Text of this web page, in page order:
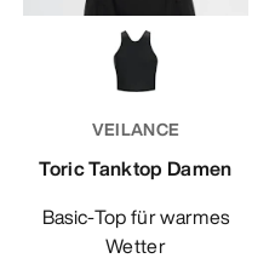
VEILANCE
Toric Tanktop Damen
Basic-Top für warmes
Wetter